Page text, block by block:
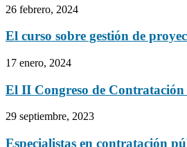
26 febrero, 2024
El curso sobre gestión de
17 enero, 2024
El II Congreso de Contratación
29 septiembre, 2023
Especialistas en contratación